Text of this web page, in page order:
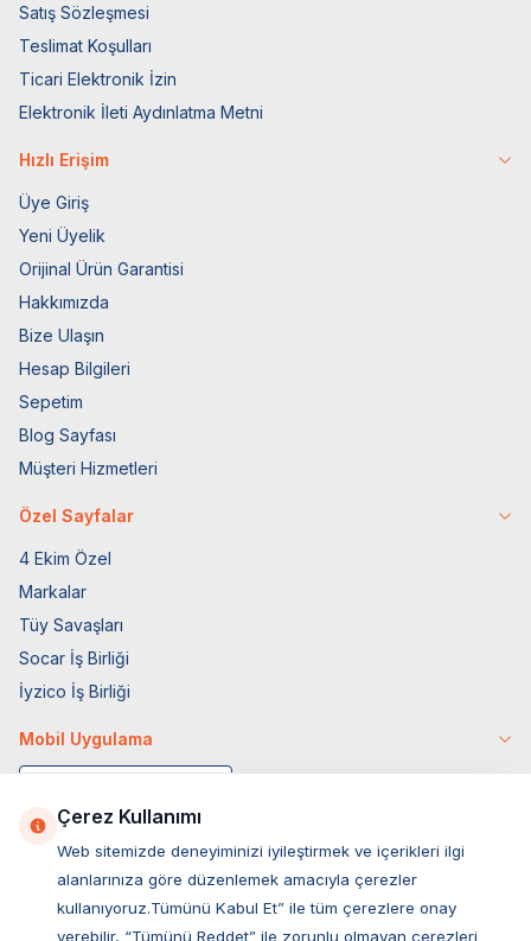
Satış Sözleşmesi
Teslimat Koşulları
Ticari Elektronik İzin
Elektronik İleti Aydınlatma Metni
Hızlı Erişim
Üye Giriş
Yeni Üyelik
Orijinal Ürün Garantisi
Hakkımızda
Bize Ulaşın
Hesap Bilgileri
Sepetim
Blog Sayfası
Müşteri Hizmetleri
Özel Sayfalar
4 Ekim Özel
Markalar
Tüy Savaşları
Socar İş Birliği
İyzico İş Birliği
Mobil Uygulama
Çerez Kullanımı
Web sitemizde deneyiminizi iyileştirmek ve içerikleri ilgi
alanlarınıza göre düzenlemek amacıyla çerezler
kullanıyoruz.Tümünü Kabul Et” ile tüm çerezlere onay
verebilir, “Tümünü Reddet” ile zorunlu olmayan çerezleri